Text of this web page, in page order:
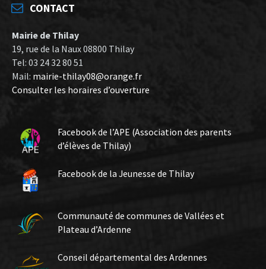
CONTACT
Mairie de Thilay
19, rue de la Naux 08800 Thilay
Tel: 03 24 32 80 51
Mail: mairie-thilay08@orange.fr
Consulter les horaires d’ouverture
Facebook de l’APE (Association des parents
d’élèves de Thilay)
Facebook de la Jeunesse de Thilay
Communauté de communes de Vallées et
Plateau d’Ardenne
Conseil départemental des Ardennes